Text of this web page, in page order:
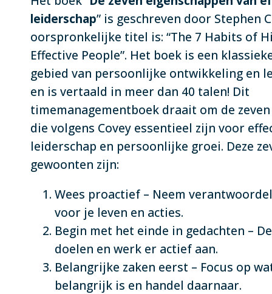
leiderschap” is geschreven door Stephen
oorspronkelijke titel is: “The 7 Habits of
Effective People”. Het boek is een
gebied van persoonlijke ontwikkeling en
en is vertaald in meer dan 40 talen! Dit
timemanagementboek draait om de
die volgens Covey essentieel zijn voor
leiderschap en persoonlijke groei. Deze
gewoonten zijn:
Wees proactief – Neem
voor je leven en acties.
Begin met het einde in gedachten –
doelen en werk er actief aan.
Belangrijke zaken eerst – Focus op
belangrijk is en handel daarnaar.